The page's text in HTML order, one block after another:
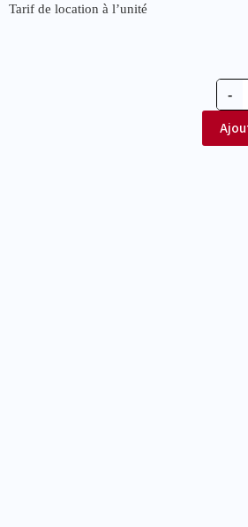
Tarif de location à l’unité
-